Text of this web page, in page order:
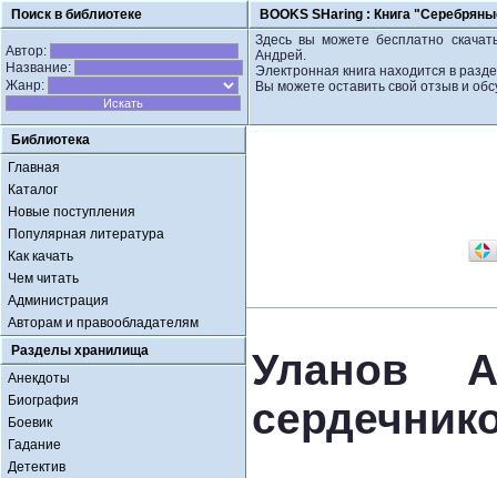
Поиск в библиотеке BOOKS SHaring : Книга
Автор:
Название:
Жанр:
Здесь вы можете бесплатно
Андрей.
Электронная книга находится в
Вы можете оставить свой отзыв и
Библиотека
Главная
Каталог
Новые поступления
Популярная литература
Как качать
Чем читать
Администрация
Авторам и правообладателям
Разделы хранилища
Анекдоты
Биография
Боевик
Гадание
Детектив
Уланов